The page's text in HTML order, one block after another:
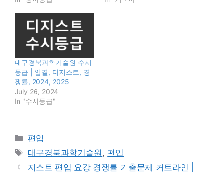
대구경북과학기술원 수시
등급 | 입결, 디지스트, 경
쟁률, 2024, 2025
July 26, 2024
In "수시등급"
Categories
편입
Tags
대구경북과학기술원, 편입
지스트 편입 요강 경쟁률 기출문제 커트라인 |